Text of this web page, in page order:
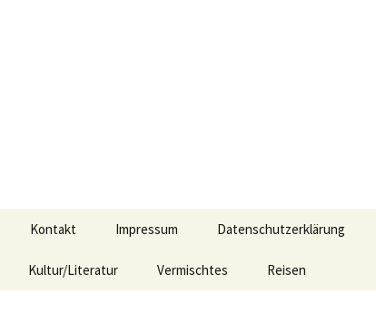
Kontakt Impressum Datenschutzerklärung
Kultur/Literatur Vermischtes Reisen